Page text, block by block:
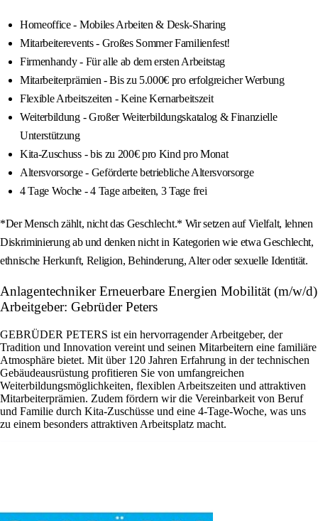
Homeoffice - Mobiles Arbeiten & Desk-Sharing
Mitarbeiterevents - Großes Sommer Familienfest!
Firmenhandy - Für alle ab dem ersten Arbeitstag
Mitarbeiterprämien - Bis zu 5.000€ pro erfolgreicher Werbung
Flexible Arbeitszeiten - Keine Kernarbeitszeit
Weiterbildung - Großer Weiterbildungskatalog & Finanzielle
Unterstützung
Kita-Zuschuss - bis zu 200€ pro Kind pro Monat
Altersvorsorge - Geförderte betriebliche Altersvorsorge
4 Tage Woche - 4 Tage arbeiten, 3 Tage frei
*Der Mensch zählt, nicht das Geschlecht.* Wir setzen auf Vielfalt, lehnen
Diskriminierung ab und denken nicht in Kategorien wie etwa Geschlecht,
ethnische Herkunft, Religion, Behinderung, Alter oder sexuelle Identität.
Anlagentechniker Erneuerbare Energien Mobilität (m/w/d)
Arbeitgeber: Gebrüder Peters
GEBRÜDER PETERS ist ein hervorragender Arbeitgeber, der
Tradition und Innovation vereint und seinen Mitarbeitern eine familiäre
Atmosphäre bietet. Mit über 120 Jahren Erfahrung in der technischen
Gebäudeausrüstung profitieren Sie von umfangreichen
Weiterbildungsmöglichkeiten, flexiblen Arbeitszeiten und attraktiven
Mitarbeiterprämien. Zudem fördern wir die Vereinbarkeit von Beruf
und Familie durch Kita-Zuschüsse und eine 4-Tage-Woche, was uns
zu einem besonders attraktiven Arbeitsplatz macht.